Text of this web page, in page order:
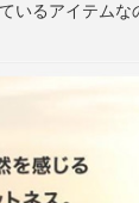
いるアイテムな